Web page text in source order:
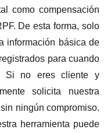
como compensación
De esta forma, solo
información básica de
para cuando
Si no eres cliente y
solicita nuestra
ningún compromiso.
herramienta puede